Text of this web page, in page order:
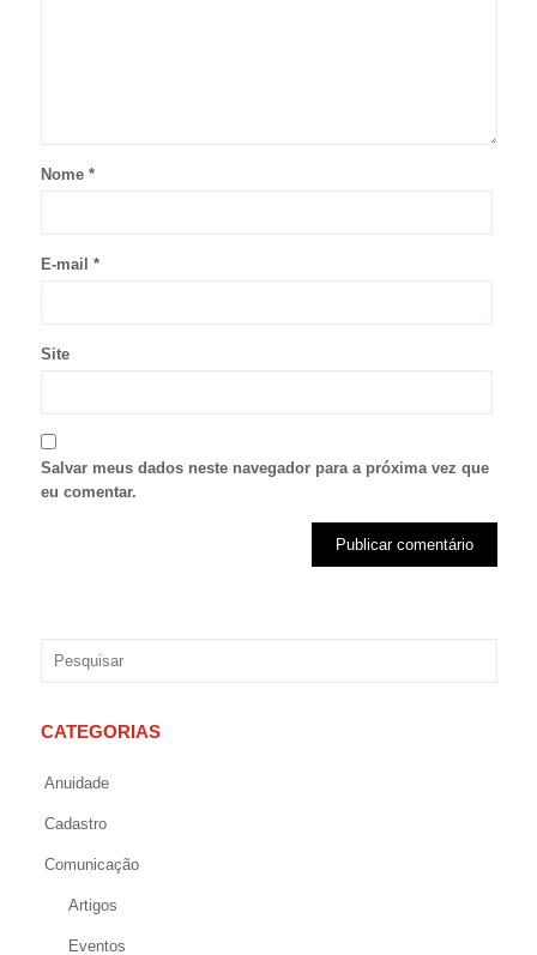
Nome *
E-mail *
Site
Salvar meus dados neste navegador para a próxima vez que
eu comentar.
CATEGORIAS
Anuidade
Cadastro
Comunicação
Artigos
Eventos